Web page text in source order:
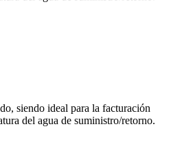
siendo ideal para la facturación
del agua de suministro/retorno.